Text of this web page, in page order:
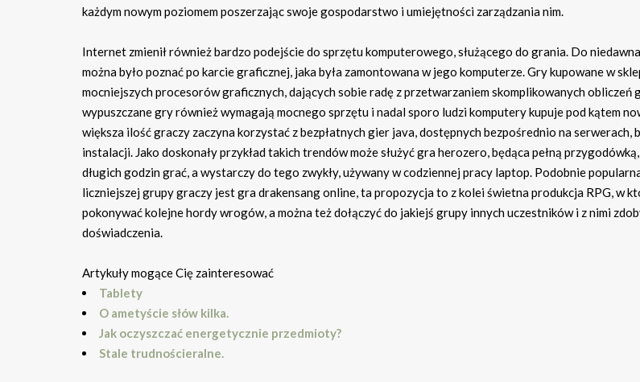
każdym nowym poziomem poszerzając swoje gospodarstwo i umiejętności zarządzania nim.
Internet zmienił również bardzo podejście do sprzętu komputerowego, służącego do grania. Do
można było poznać po karcie graficznej, jaka była zamontowana w jego komputerze. Gry kupowane w
mocniejszych procesorów graficznych, dających sobie radę z przetwarzaniem skomplikowanych obliczeń
wypuszczane gry również wymagają mocnego sprzętu i nadal sporo ludzi komputery kupuje pod kątem
większa ilość graczy zaczyna korzystać z bezpłatnych gier java, dostępnych bezpośrednio na serwerach,
instalacji. Jako doskonały przykład takich trendów może służyć gra herozero, będąca pełną
długich godzin grać, a wystarczy do tego zwykły, używany w codziennej pracy laptop. Podobnie
liczniejszej grupy graczy jest gra drakensang online, ta propozycja to z kolei świetna produkcja RPG, w
pokonywać kolejne hordy wrogów, a można też dołączyć do jakiejś grupy innych uczestników i z nimi
doświadczenia.
Artykuły mogące Cię zainteresować
Tablety
O ametyście słów kilka.
Jak oczyszczać energetycznie przedmioty?
Stale trudnościeralne.